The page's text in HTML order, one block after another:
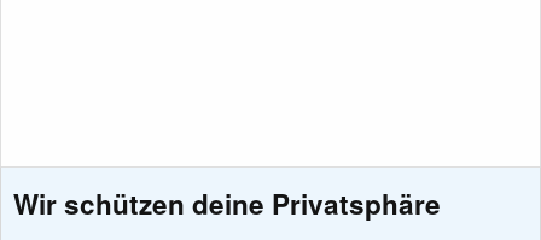
Wir schützen deine Privatsphäre